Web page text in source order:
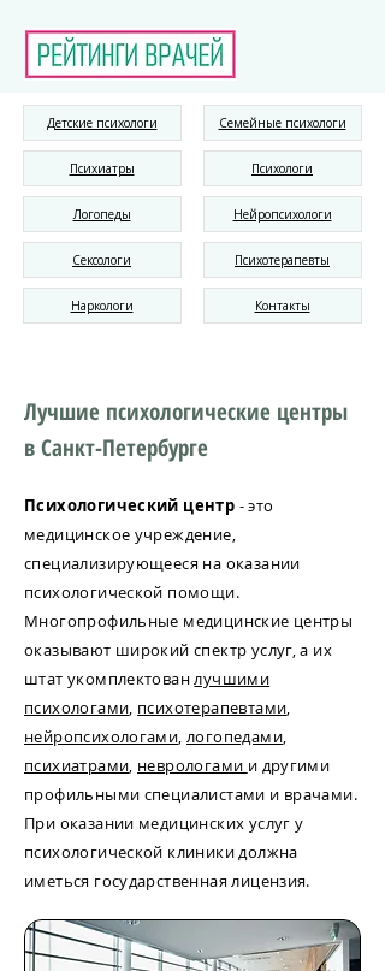
Детские психологи
Психиатры
Логопеды
Сексологи
Наркологи
Семейные психологи
Психологи
Нейропсихологи
Психотерапевты
Контакты
Лучшие психологические центры
в Санкт-Петербурге
Психологический центр - это
медицинское учреждение,
специализирующееся на оказании
психологической помощи.
Многопрофильные медицинские центры
оказывают широкий спектр услуг, а их
штат укомплектованлучшими
психологами, психотерапевтами,
нейропсихологами,логопедами,
психиатрами, неврологами и другими
профильными специалистами и врачами.
При оказании медицинских услуг у
психологической клиники должна
иметься государственная лицензия.